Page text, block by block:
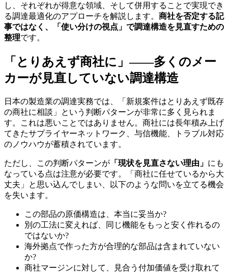
し、それぞれが得意な領域、そして併用することで実現でき
る調達最適化のアプローチを解説します。 商社を否定する記
事ではなく、「使い分けの視点」で調達構造を見直すための
整理です。
「とりあえず商社に」——多くのメー
カーが見直していない調達構造
日本の製造業の調達実務では、「新規案件はとりあえず既存
の商社に相談」という判断パターンが非常に多く見られま
す。これは悪いことではありません。商社には長年積み上げ
てきたサプライヤーネットワーク、与信機能、トラブル対応
のノウハウが蓄積されています。
ただし、この判断パターンが 「現状を見直さない理由」 にも
なっている点は注意が必要です。「商社に任せているから大
丈夫」と思い込んでしまい、以下のような問いを立てる機会
を失います。
この部品の原価構造は、本当に妥当か?
別の工法に変えれば、同じ機能をもっと安く作れるの
ではないか?
海外拠点で作った方が合理的な部品は含まれていない
か?
商社マージンに対して、見合う付加価値を受け取れて